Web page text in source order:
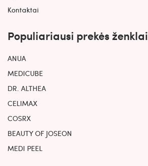
Kontaktai
Populiariausi prekės ženklai
ANUA
MEDICUBE
DR. ALTHEA
CELIMAX
COSRX
BEAUTY OF JOSEON
MEDI PEEL